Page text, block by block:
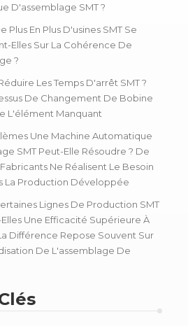
D'assemblage SMT ?
Plus En Plus D'usines SMT Se
Elles Sur La Cohérence De
?
Les Temps D'arrêt SMT ?
De Changement De Bobine
L'élément Manquant
Une Machine Automatique
SMT Peut-Elle Résoudre ? De
Ne Réalisent Le Besoin
La Production Développée
Lignes De Production SMT
Une Efficacité Supérieure À
Différence Repose Souvent Sur
De L'assemblage De